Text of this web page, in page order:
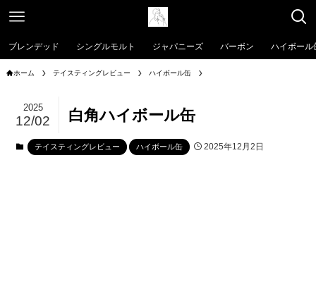
ブレンデッド シングルモルト ジャパニーズ バーボン ハイボール
ホーム テイスティングレビュー ハイボール缶
白角ハイボール缶
2025
12/02
テイスティングレビュー ハイボール缶 2025年12月2日